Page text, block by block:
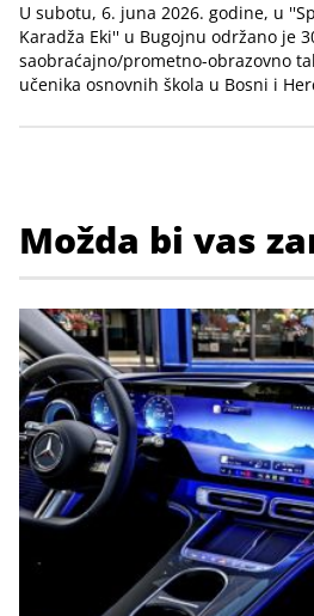
U subotu, 6. juna 2026. godine, u
Karadža Eki'' u Bugojnu održano je
saobraćajno/prometno-obrazovno
učenika osnovnih škola u Bosni i
Možda bi vas